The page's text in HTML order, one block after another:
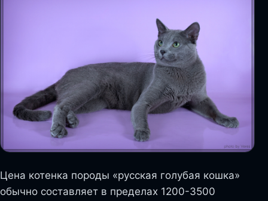
Цена котенка породы «русская голубая кошка»
обычно составляет в пределах 1200-3500